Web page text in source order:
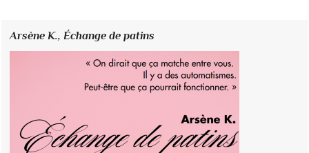
Arsène K.,Échange de patins